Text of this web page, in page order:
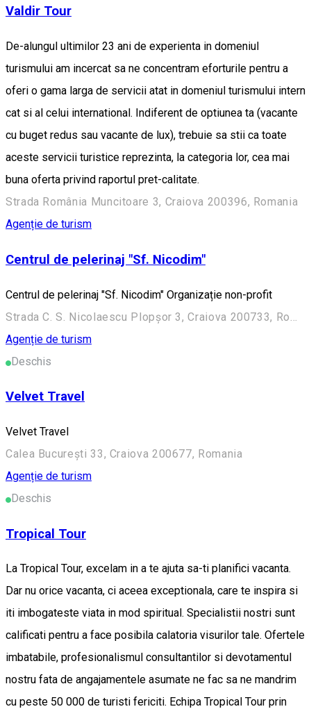
Valdir Tour
De-alungul ultimilor 23 ani de experienta in domeniul
turismului am incercat sa ne concentram eforturile pentru a
oferi o gama larga de servicii atat in domeniul turismului intern
cat si al celui international. Indiferent de optiunea ta (vacante
cu buget redus sau vacante de lux), trebuie sa stii ca toate
aceste servicii turistice reprezinta, la categori­a lor, cea mai
buna oferta privind raportul pret-calitate.
Strada România Muncitoare 3, Craiova 200396, Romania
Agenție de turism
Centrul de pelerinaj "Sf. Nicodim"
Centrul de pelerinaj "Sf. Nicodim" Organizație non-profit
Agenție de turism
Deschis
Velvet Travel
Velvet Travel
Calea București 33, Craiova 200677, Romania
Agenție de turism
Deschis
Tropical Tour
La Tropical Tour, excelam in a te ajuta sa-ti planifici vacanta.
Dar nu orice vacanta, ci aceea exceptionala, care te inspira si
iti imbogateste viata in mod spiritual. Specialistii nostri sunt
calificati pentru a face posibila calatoria visurilor tale. Ofertele
imbatabile, profesionalismul consultantilor si devotamentul
nostru fata de angajamentele asumate ne fac sa ne mandrim
cu peste 50 000 de turisti fericiti. Echipa Tropical Tour prin